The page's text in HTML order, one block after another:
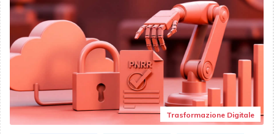
Trasformazione Digitale